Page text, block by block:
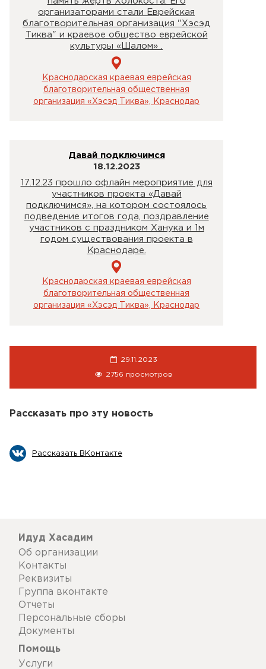
организаторами стали Еврейская
благотворительная организация "Хэсэд
Тиква" и краевое общество еврейской
культуры «Шалом» .
Краснодарская краевая еврейская
благотворительная общественная
организация «Хэсэд Тиква», Краснодар
Давай подключимся
18.12.2023
17.12.23 прошло офлайн мероприятие для
участников проекта «Давай
подключимся», на котором состоялось
подведение итогов года, поздравление
участников с праздником Ханука и 1м
годом существования проекта в
Краснодаре.
Краснодарская краевая еврейская
благотворительная общественная
организация «Хэсэд Тиква», Краснодар
29.11.2023
2756 просмотров
Рассказать про эту новость
Рассказать ВКонтакте
Идуд Хасадим
Об организации
Контакты
Реквизиты
Группа вконтакте
Отчеты
Персональные сборы
Документы
Помощь
Услуги